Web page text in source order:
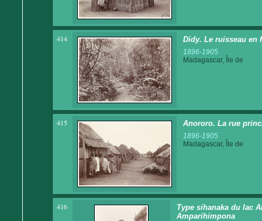
414 Didy. Le ruisseau en
1896-1905
Madagascar, Île de
415 Anororo. La rue
1896-1905
Madagascar, Île de
416
Type sihanaka du lac
Amparihimpona